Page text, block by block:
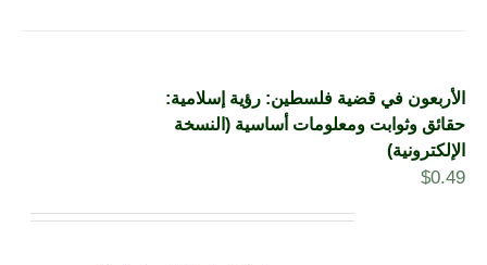
الأربعون في قضية فلسطين: رؤية إسلامية:
حقائق وثوابت ومعلومات أساسية (النسخة
الإلكترونية)
$0.49